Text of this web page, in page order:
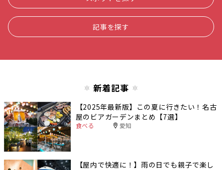
記事を探す
新着記事
【2025年最新版】この夏に行きたい！名古
屋のビアガーデンまとめ【7選】
食べる 愛知
【屋内で快適に！】雨の日でも親子で楽し